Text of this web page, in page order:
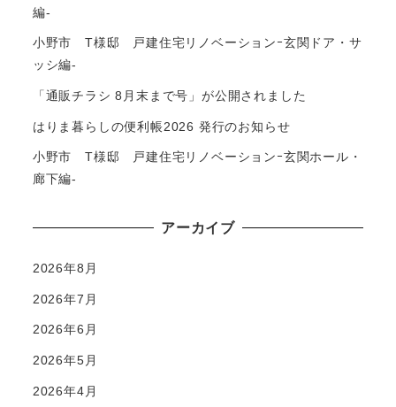
編-
小野市 T様邸 戸建住宅リノベーションｰ玄関ドア・サ
ッシ編-
「通販チラシ 8月末まで号」が公開されました
はりま暮らしの便利帳2026 発行のお知らせ
小野市 T様邸 戸建住宅リノベーションｰ玄関ホール・
廊下編-
アーカイブ
2026年8月
2026年7月
2026年6月
2026年5月
2026年4月